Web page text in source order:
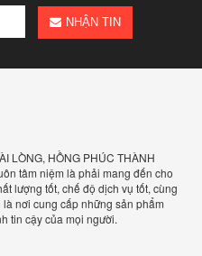
NHẬN TIN
LÒNG, HỒNG PHÚC THÀNH
tâm niệm là phải mang đến cho
lượng tốt, chế độ dịch vụ tốt, cùng
nơi cung cấp những sản phẩm
tin cậy của mọi người.